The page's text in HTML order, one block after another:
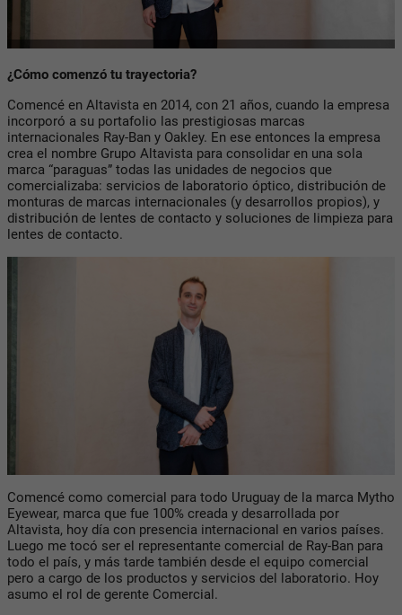
¿Cómo comenzó tu trayectoria?
Comencé en Altavista en 2014, con 21 años, cuando la empresa
incorporó a su portafolio las prestigiosas marcas
internacionales Ray-Ban y Oakley. En ese entonces la empresa
crea el nombre Grupo Altavista para consolidar en una sola
marca “paraguas” todas las unidades de negocios que
comercializaba: servicios de laboratorio óptico, distribución de
monturas de marcas internacionales (y desarrollos propios), y
distribución de lentes de contacto y soluciones de limpieza para
lentes de contacto.
Comencé como comercial para todo Uruguay de la marca Mytho
Eyewear, marca que fue 100% creada y desarrollada por
Altavista, hoy día con presencia internacional en varios países.
Luego me tocó ser el representante comercial de Ray-Ban para
todo el país, y más tarde también desde el equipo comercial
pero a cargo de los productos y servicios del laboratorio. Hoy
asumo el rol de gerente Comercial.